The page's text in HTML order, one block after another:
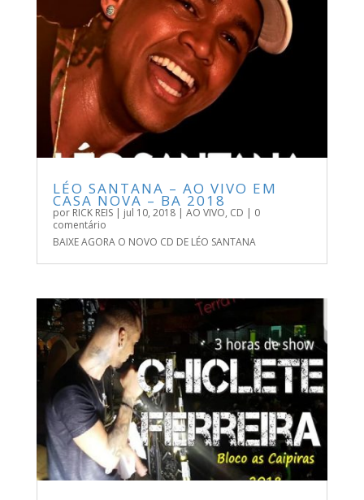
LÉO SANTANA – AO VIVO EM
CASA NOVA – BA 2018
por RICK REIS| jul 10, 2018| AO VIVO, CD | 0
comentário
BAIXE AGORA O NOVO CD DE LÉO SANTANA